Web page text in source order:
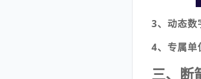
3、动态数
4、专属单
三、断